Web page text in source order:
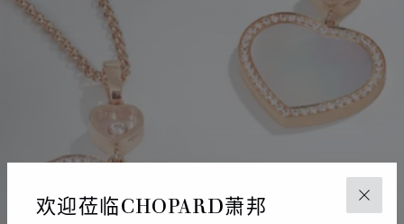
关闭
欢迎莅临CHOPARD萧邦